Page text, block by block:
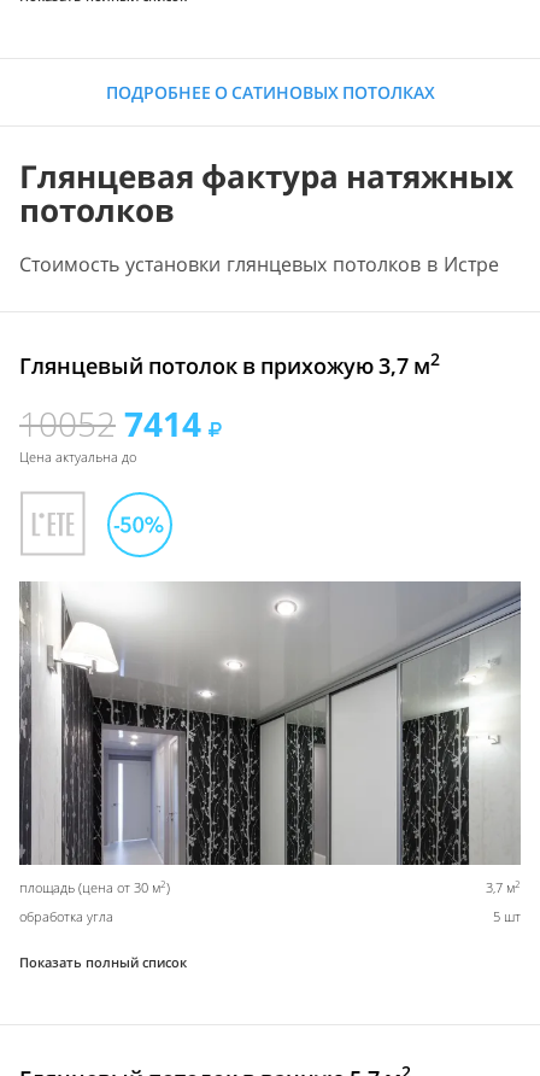
ПОДРОБНЕЕ О САТИНОВЫХ ПОТОЛКАХ
Глянцевая фактура натяжных
потолков
Стоимость установки глянцевых потолков в Истре
Глянцевый потолок в прихожую 3,7 м2
100527414
Цена актуальна до
площадь (цена от 30 м2) 3,7 м2
обработка угла 5 шт
Показать полный список